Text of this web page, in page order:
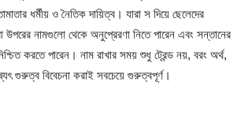
ধর্মীয় ও নৈতিক দায়িত্ব। যারা স দিয়ে ছেলেদের
উপরের নামগুলো থেকে অনুপ্রেরণা নিতে পারেন এবং সন্তানের
করতে পারেন। নাম রাখার সময় শুধু ট্রেন্ড নয়, বরং অর্থ,
গুরুত্ব বিবেচনা করাই সবচেয়ে গুরুত্বপূর্ণ।